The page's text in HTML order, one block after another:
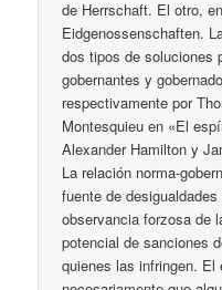
de Herrschaft. El otro,
Eidgenossenschaften.
dos tipos de soluciones
gobernantes y
respectivamente por
Montesquieu en «El
Alexander Hamilton y
La relación norma-
fuente de
observancia forzosa de
potencial de sanciones
quienes las infringen.